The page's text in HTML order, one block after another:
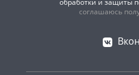
обработки и защиты
соглашаюсь